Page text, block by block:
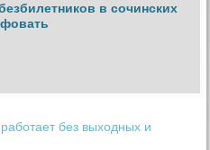
в сочинских
без выходных и